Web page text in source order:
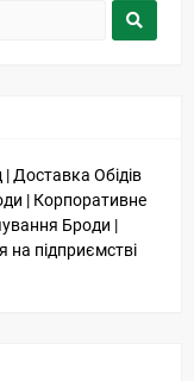
| Доставка Обідів
| Корпоративне
Броди |
на підприємстві